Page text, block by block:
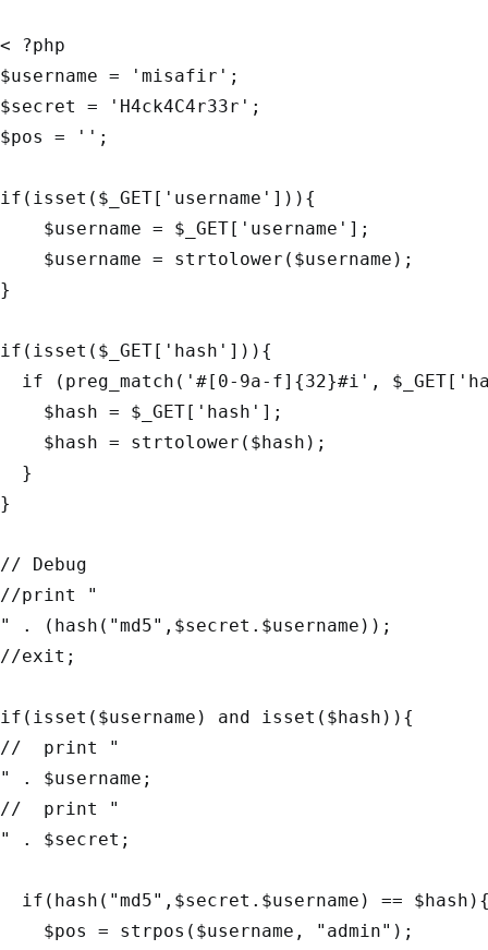
< ?php
$username = 'misafir';
$secret = 'H4ck4C4r33r';
$pos = '';
if(isset($_GET['username'])){
    $username = $_GET['username'];
    $username = strtolower($username);
}
if(isset($_GET['hash'])){
if (preg_match('#[0-9a-f]{32}#i',
    $hash = $_GET['hash'];
    $hash = strtolower($hash);
  }
}
// Debug
//print "
" . (hash("md5",$secret.$username));
//exit;
if(isset($username) and isset($hash)){
//  print "
" . $username;
//  print "
" . $secret;
if(hash("md5",$secret.$username) ==
    $pos = strpos($username, "admin");